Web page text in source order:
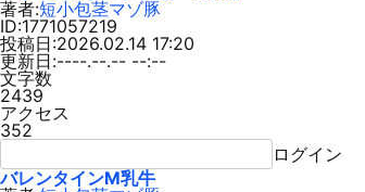
著者:短小包茎マゾ豚
ID:1771057219
投稿日:2026.02.14 17:20
更新日:----.--.-- --:--
文字数
2439
アクセス
352
ログイン
バレンタインM乳牛